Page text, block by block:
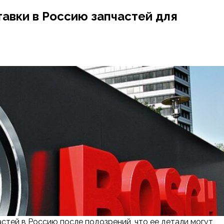
в Россию запчастей для
в Россию после подозрений, что ее детали могут